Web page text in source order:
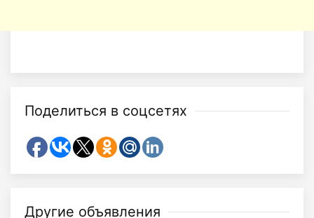
Поделиться в соцсетях
Другие объявления